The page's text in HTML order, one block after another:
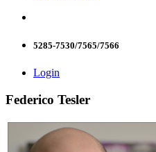
5285-7530/7565/7566
Login
Federico Tesler